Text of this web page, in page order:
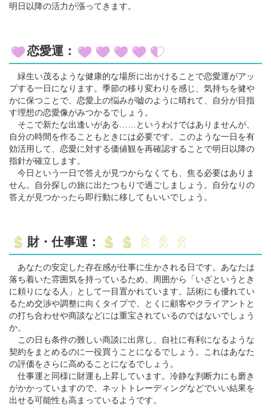
明日以降の活力が漲ってきます。
恋愛運：
緑生い茂るような健康的な場所に出かけることで恋愛運がアッ
プする一日になります。季節の移り変わりを感じ、気持ちを健や
かに保つことで、恋愛上の悩みが嘘のように晴れて、自分が目指
す理想の恋愛像がみつかるでしょう。
そこで新たな出逢いがある……というわけではありませんが、
自分の時間を作ることもときには必要です。このような一日を有
効活用して、恋愛に対する価値観を再確認することで明日以降の
指針が確立します。
今日という一日で答えが見つからなくても、焦る必要はありま
せん。自分探しの旅に出たつもりで過ごしましょう。自分なりの
答えが見つかったら即行動に移してもいいでしょう。
財・仕事運：
あなたの安定した存在感が仕事に生かされる日です。あなたは
落ち着いた雰囲気を持っているため、周囲から「いざというとき
に頼りになる人」として一目置かれています。話術にも優れてい
るため交渉や調整に向くタイプで、とくに顧客やクライアントと
の打ち合わせや商談などには重宝されているのではないでしょう
か。
この日も条件の難しい商談に出席し、自社に有利になるような
契約をまとめるのに一役買うことになるでしょう。これはあなた
の評価をさらに高めることになるでしょう。
仕事運と同様に財運も上昇しています。冷静な判断力にも磨き
がかかっていますので、ネットトレーディングなどでいい結果を
出せる可能性も高まっているようです。